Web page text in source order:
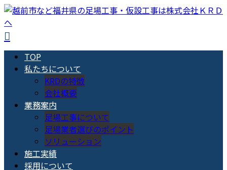
TOP
私たちについて
KRDの特徴
会社概要
業務案内
足場工事について
足場業者選びのポイント
ソリューション
施工実績
採用について